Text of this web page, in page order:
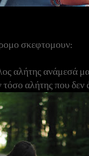
σκεφτομουν:
αλήτης ανάμεσά
αλήτης που δεν